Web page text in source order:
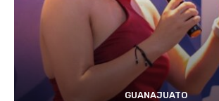
GUANAJUATO